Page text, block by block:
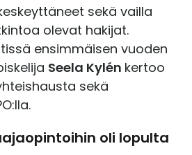
sekä vailla
olevat hakijat.
ensimmäisen vuoden
Seela Kylén kertoo
sekä
oli lopulta